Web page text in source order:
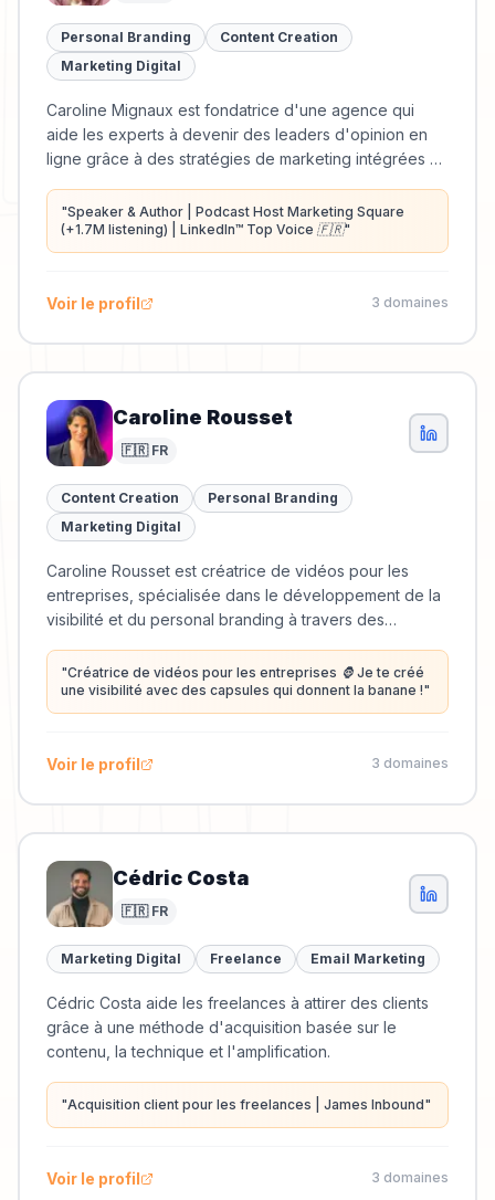
Personal Branding
Content Creation
Marketing Digital
Caroline Mignaux est fondatrice d'une agence qui
aide les experts à devenir des leaders d'opinion en
ligne grâce à des stratégies de marketing intégrées et
"Speaker & Author | Podcast Host Marketing Square
(+1.7M listening) | LinkedIn™️ Top Voice 🇫🇷"
Voir le profil 3 domaines
Caroline Rousset
🇫🇷 FR
Content Creation
Personal Branding
Marketing Digital
Caroline Rousset est créatrice de vidéos pour les
entreprises, spécialisée dans le développement de la
visibilité et du personal branding à travers des
"Créatrice de vidéos pour les entreprises 🦍 Je te créé
une visibilité avec des capsules qui donnent la banane !"
Voir le profil 3 domaines
Cédric Costa
🇫🇷 FR
Marketing Digital Freelance Email Marketing
Cédric Costa aide les freelances à attirer des clients
grâce à une méthode d'acquisition basée sur le
contenu, la technique et l'amplification.
"Acquisition client pour les freelances | James Inbound"
Voir le profil 3 domaines